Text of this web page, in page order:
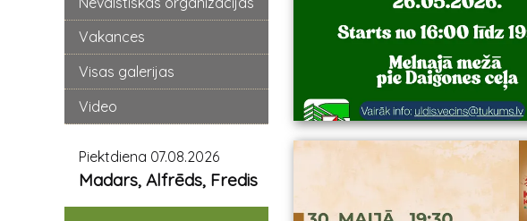
Vakances
Visas galerijas
Video
Piektdiena 07.08.2026
Madars, Alfrēds, Fredis